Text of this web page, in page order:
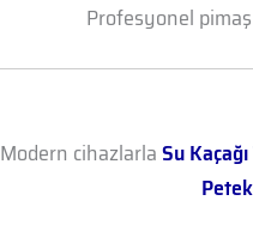
Profesyonel
Modern cihazlarlaSu